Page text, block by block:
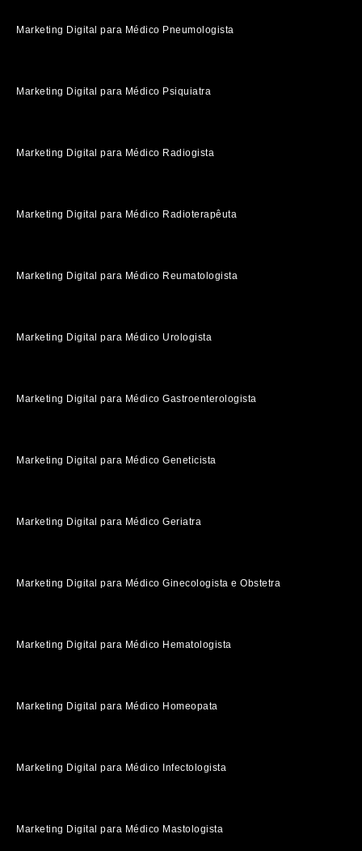
Marketing Digital para Médico Pneumologista
Marketing Digital para Médico Psiquiatra
Marketing Digital para Médico Radiogista
Marketing Digital para Médico Radioterapêuta
Marketing Digital para Médico Reumatologista
Marketing Digital para Médico Urologista
Marketing Digital para Médico Gastroenterologista
Marketing Digital para Médico Geneticista
Marketing Digital para Médico Geriatra
Marketing Digital para Médico Ginecologista e Obstetra
Marketing Digital para Médico Hematologista
Marketing Digital para Médico Homeopata
Marketing Digital para Médico Infectologista
Marketing Digital para Médico Mastologista